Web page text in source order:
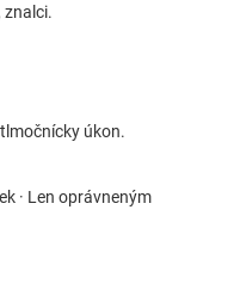
znalci.
úkon.
· Len oprávneným